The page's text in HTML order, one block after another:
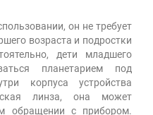
он не требует
возраста и подростки
дети младшего
планетарием под
корпуса устройства
линза, она может
обращении с прибором.